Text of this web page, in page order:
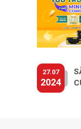
27.07
2024